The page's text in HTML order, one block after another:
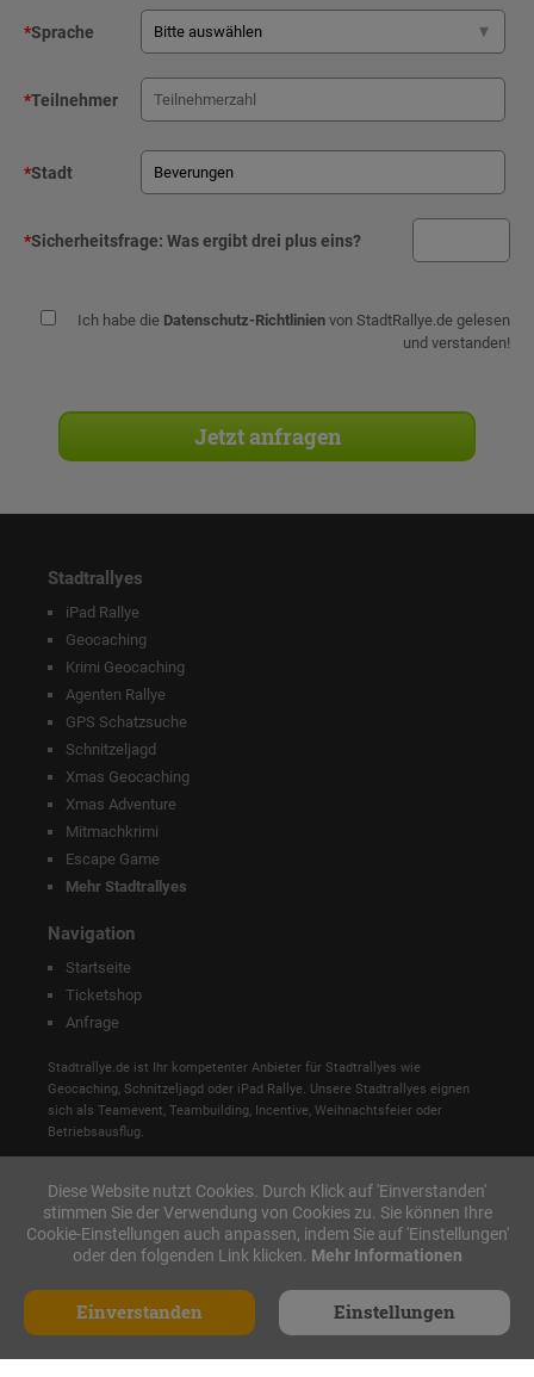
*Sprache
*Teilnehmer
*Stadt
*Sicherheitsfrage: Was ergibt drei plus eins?
Ich habe die Datenschutz-Richtlinien von StadtRallye.de gelesen
und verstanden!
Stadtrallyes
iPad Rallye
Geocaching
Krimi Geocaching
Agenten Rallye
GPS Schatzsuche
Schnitzeljagd
Xmas Geocaching
Xmas Adventure
Mitmachkrimi
Escape Game
Mehr Stadtrallyes
Navigation
Startseite
Ticketshop
Anfrage
Stadtrallye.de ist Ihr kompetenter Anbieter für Stadtrallyes wie
Geocaching, Schnitzeljagd oder iPad Rallye. Unsere Stadtrallyes eignen
sich als Teamevent, Teambuilding, Incentive, Weihnachtsfeier oder
Betriebsausflug.
Made with ♥ in Nürnberg
Diese Website nutzt Cookies. Durch Klick auf 'Einverstanden'
stimmen Sie der Verwendung von Cookies zu. Sie können Ihre
Cookie-Einstellungen auch anpassen, indem Sie auf 'Einstellungen'
oder den folgenden Link klicken. Mehr Informationen
Einverstanden Einstellungen